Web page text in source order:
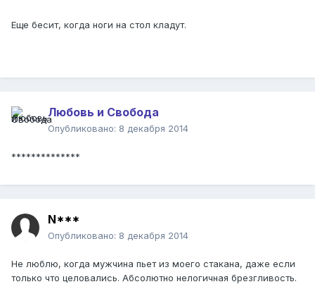
Еще бесит, когда ноги на стол кладут.
Любовь и Свобода
Опубликовано: 8 декабря 2014
**************
N***
Опубликовано: 8 декабря 2014
Не люблю, когда мужчина пьет из моего стакана, даже если
только что целовались. Абсолютно нелогичная брезгливость.